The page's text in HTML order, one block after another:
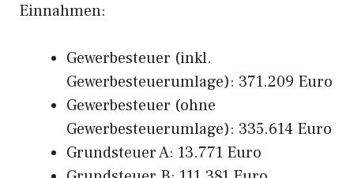
Einnahmen:
Gewerbesteuer (inkl.
Gewerbesteuerumlage): 371.209 Euro
Gewerbesteuer (ohne
Gewerbesteuerumlage): 335.614 Euro
Grundsteuer A: 13.771 Euro